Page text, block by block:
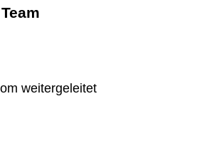
weitergeleitet